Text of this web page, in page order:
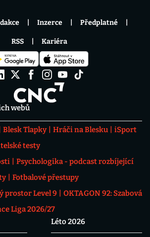
webů
Blesk Tlapky Hráči na Blesku
iSport
testy
Psychologika - podcast rozbíjející
Fotbalové přestupy
prostor Level 9
OKTAGON 92: Szabová
Liga 2026/27
Léto 2026
Inzerce Předplatné
RSS Kariéra